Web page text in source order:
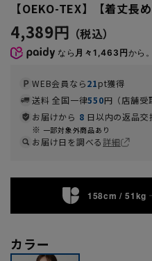
【OEKO-TEX】【着丈長め
4,389円
なら 月々1,463円から
WEB会員なら21pt獲得
送料 全国一律550円（店舗受
お届けから 8 日以内の返品交
一部対象外商品あり
お届け日を調べる詳細
158cm / 51kg
カラー